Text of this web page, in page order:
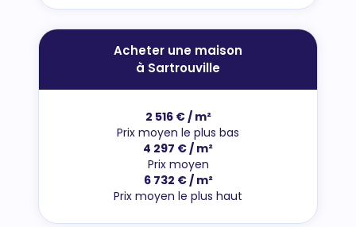
Acheter une maison
à Sartrouville
2 516 € / m²
Prix moyen le plus bas
4 297 € / m²
Prix moyen
6 732 € / m²
Prix moyen le plus haut